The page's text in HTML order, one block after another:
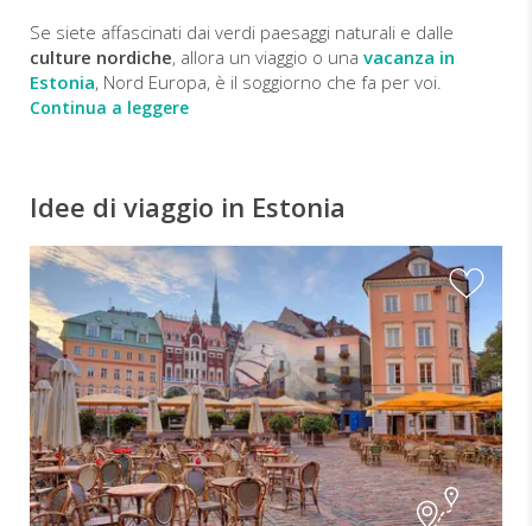
Se siete affascinati dai verdi paesaggi naturali e dalle
culture nordiche, allora un viaggio o una vacanza in
Estonia, Nord Europa, è il soggiorno che fa per voi.
Continua a leggere
Idee di viaggio in Estonia